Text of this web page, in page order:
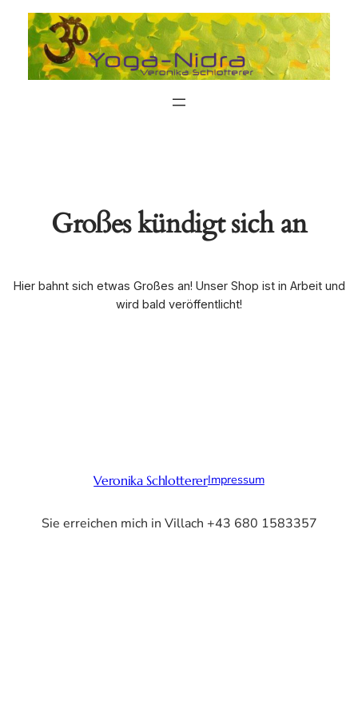
Großes kündigt sich an
Hier bahnt sich etwas Großes an! Unser Shop ist in Arbeit und
wird bald veröffentlicht!
Veronika SchlottererImpressum
Sie erreichen mich in Villach +43 680 1583357